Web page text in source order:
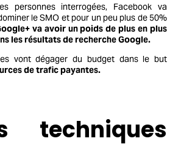
personnes interrogées, Facebook va
le SMO et pour un peu plus de 50%
va avoir un poids de plus en plus
les résultats de recherche Google.
vont dégager du budget dans le but
de trafic payantes.
techniques